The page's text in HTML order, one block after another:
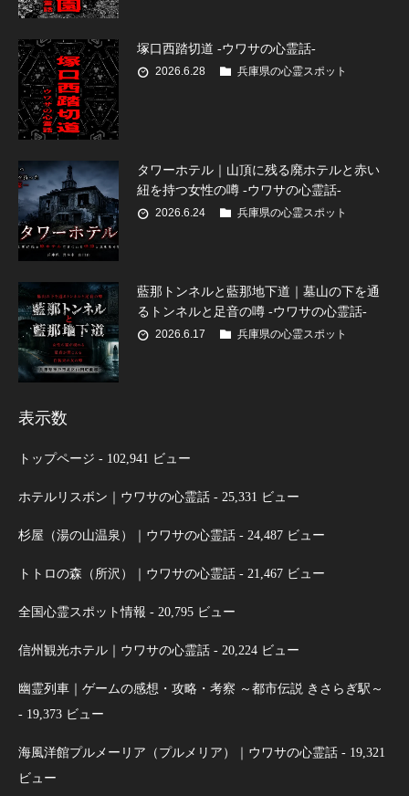
塚口西踏切道 -ウワサの心霊話-
2026.6.28 兵庫県の心霊スポット
タワーホテル｜山頂に残る廃ホテルと赤い
紐を持つ女性の噂 -ウワサの心霊話-
2026.6.24 兵庫県の心霊スポット
藍那トンネルと藍那地下道｜墓山の下を通
るトンネルと足音の噂 -ウワサの心霊話-
2026.6.17 兵庫県の心霊スポット
表示数
トップページ - 102,941 ビュー
ホテルリスボン｜ウワサの心霊話 - 25,331 ビュー
杉屋（湯の山温泉）｜ウワサの心霊話 - 24,487 ビュー
トトロの森（所沢）｜ウワサの心霊話 - 21,467 ビュー
全国心霊スポット情報 - 20,795 ビュー
信州観光ホテル｜ウワサの心霊話 - 20,224 ビュー
幽霊列車｜ゲームの感想・攻略・考察 ～都市伝説 きさらぎ駅～
- 19,373 ビュー
海風洋館プルメーリア（プルメリア）｜ウワサの心霊話 - 19,321
ビュー